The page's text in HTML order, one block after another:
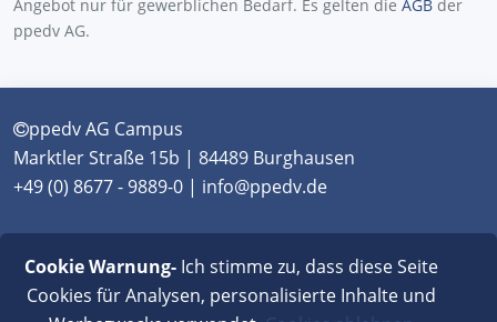
Angebot nur für gewerblichen Bedarf. Es gelten die AGB der
ppedv AG.
ppedv AG Campus
Marktler Straße 15b | 84489 Burghausen
+49 (0) 8677 - 9889-0 | info@ppedv.de
Classroom
Cookie Warnung-Ich stimme zu, dass diese Seite
Cookies für Analysen, personalisierte Inhalte und